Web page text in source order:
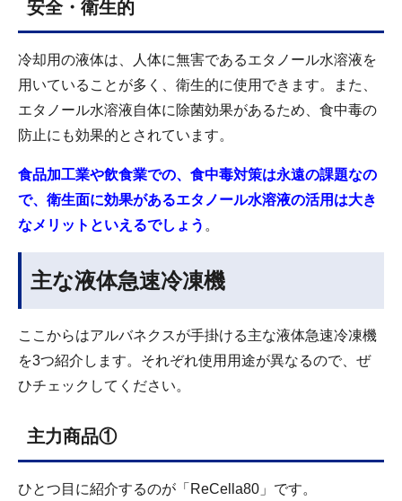
安全・衛生的
冷却用の液体は、人体に無害であるエタノール水溶液を
用いていることが多く、衛生的に使用できます。また、
エタノール水溶液自体に除菌効果があるため、食中毒の
防止にも効果的とされています。
食品加工業や飲食業での、食中毒対策は永遠の課題なの
で、衛生面に効果があるエタノール水溶液の活用は大き
なメリットといえるでしょう 。
主な液体急速冷凍機
ここからはアルバネクスが手掛ける主な液体急速冷凍機
を3つ紹介します。それぞれ使用用途が異なるので、ぜ
ひチェックしてください。
主力商品①
ひとつ目に紹介するのが「ReCella80」です。